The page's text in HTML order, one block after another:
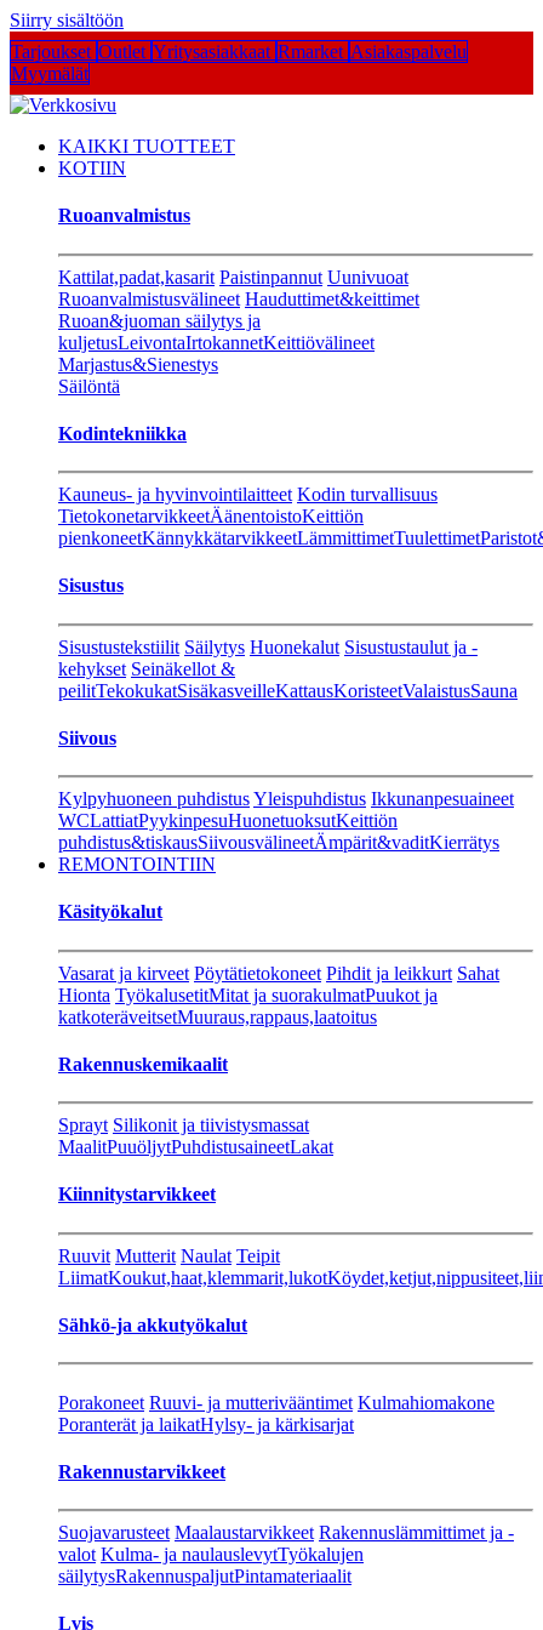
Siirry sisältöön
Tarjoukset Outlet Yritysasiakkaat Rmarket Asiakaspalvelu
Myymälät
KAIKKI TUOTTEET
KOTIIN
Ruoanvalmistus
Kattilat,padat,kasarit Paistinpannut Uunivuoat
Ruoanvalmistusvälineet Hauduttimet&keittimet
Ruoan&juoman säilytys ja
kuljetusLeivontaIrtokannetKeittiövälineet
Marjastus&Sienestys
Säilöntä
Kodintekniikka
Kauneus- ja hyvinvointilaitteet Kodin turvallisuus
TietokonetarvikkeetÄänentoistoKeittiön
pienkoneetKännykkätarvikkeetLämmittimetTuulettimet
Sisustus
Sisustustekstiilit Säilytys Huonekalut Sisustustaulut ja -
kehykset Seinäkellot &
peilitTekokukatSisäkasveilleKattausKoristeetValaistusSauna
Siivous
Kylpyhuoneen puhdistusYleispuhdistus Ikkunanpesuaineet
WCLattiatPyykinpesuHuonetuoksutKeittiön
puhdistus&tiskausSiivousvälineetÄmpärit&vaditKierrätys
REMONTOINTIIN
Käsityökalut
Vasarat ja kirveet Pöytätietokoneet Pihdit ja leikkurt Sahat
Hionta TyökalusetitMitat ja suorakulmatPuukot ja
katkoteräveitsetMuuraus,rappaus,laatoitus
Rakennuskemikaalit
Sprayt Silikonit ja tiivistysmassat
MaalitPuuöljytPuhdistusaineetLakat
Kiinnitystarvikkeet
Ruuvit Mutterit Naulat Teipit
LiimatKoukut,haat,klemmarit,lukot
Sähkö-ja akkutyökalut
Porakoneet Ruuvi- ja mutterivääntimet Kulmahiomakone
Poranterät ja laikatHylsy- ja kärkisarjat
Rakennustarvikkeet
Suojavarusteet Maalaustarvikkeet Rakennuslämmittimet ja -
valot Kulma- ja naulauslevytTyökalujen
säilytysRakennuspaljutPintamateriaalit
Lvis